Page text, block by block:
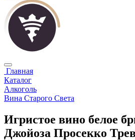
Главная
Каталог
Алкоголь
Вина Старого Света
Игристое вино белое
Джойоза Просекко